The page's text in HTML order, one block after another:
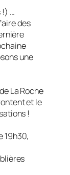
!) …
des
une
La Roche
et le
!
19h30,